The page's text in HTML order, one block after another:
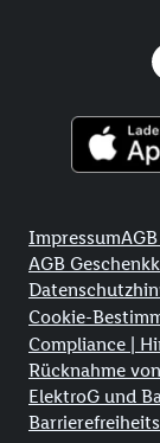
Impressum
AGB
Cookie-
Compliance |
Rücknahme
ElektroG und